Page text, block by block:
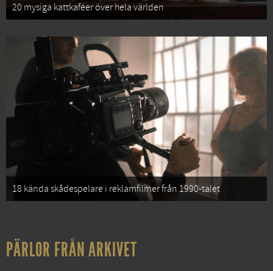
20 mysiga kattkaféer över hela världen
18 kända skådespelare i reklamfilmer från 1990-talet
PÄRLOR FRÅN ARKIVET